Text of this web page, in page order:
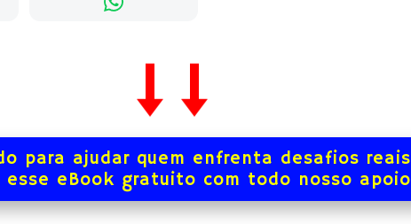
para ajudar quem enfrenta desafios reais
esse eBook gratuito com todo nosso apoio